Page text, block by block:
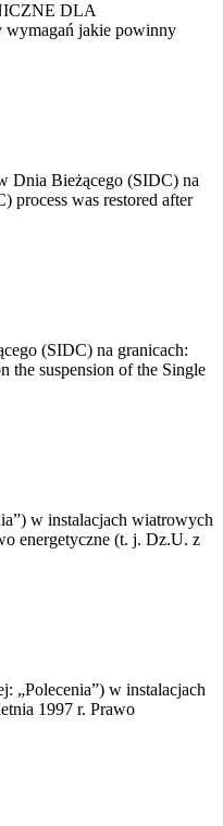
DLA
jakie powinny
Dnia Bieżącego (SIDC) na
process was restored after
(SIDC) na granicach:
the suspension of the Single
w instalacjach wiatrowych
energetyczne (t. j. Dz.U. z
„Polecenia”) w instalacjach
1997 r. Prawo